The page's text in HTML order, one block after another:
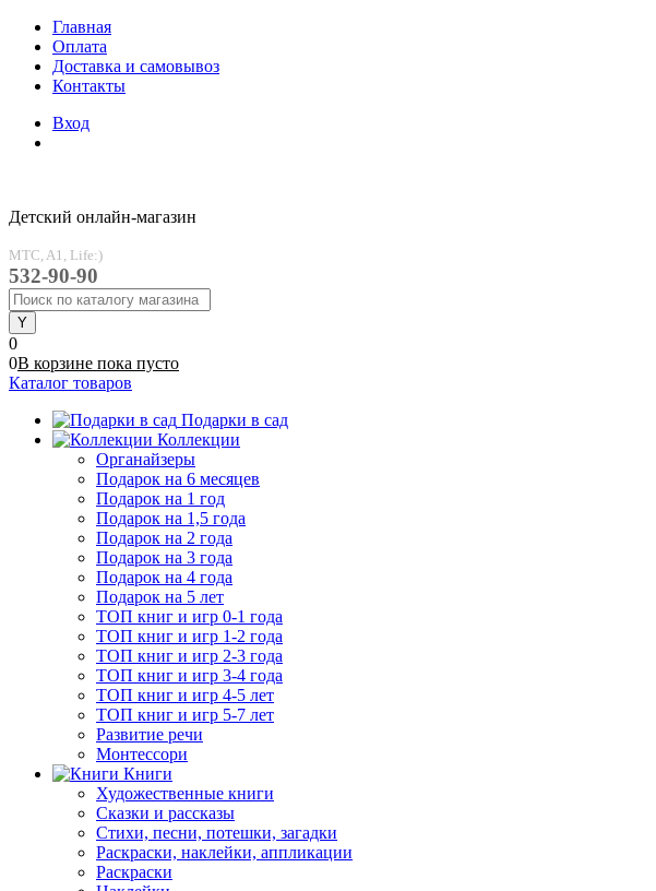
Главная
Оплата
Доставка и самовывоз
Контакты
Вход
Детский онлайн-магазин
MTC, A1, Life:)
532-90-90
0
0В корзине пока пусто
Каталог товаров
Подарки в сад
Коллекции
Органайзеры
Подарок на 6 месяцев
Подарок на 1 год
Подарок на 1,5 года
Подарок на 2 года
Подарок на 3 года
Подарок на 4 года
Подарок на 5 лет
ТОП книг и игр 0-1 года
ТОП книг и игр 1-2 года
ТОП книг и игр 2-3 года
ТОП книг и игр 3-4 года
ТОП книг и игр 4-5 лет
ТОП книг и игр 5-7 лет
Развитие речи
Монтессори
Книги
Художественные книги
Сказки и рассказы
Стихи, песни, потешки, загадки
Раскраски, наклейки, аппликации
Раскраски